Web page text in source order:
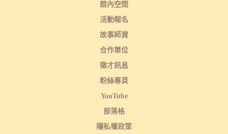
館內空間
活動報名
故事師資
合作單位
徵才訊息
粉絲專頁
YouTube
部落格
隱私權政策